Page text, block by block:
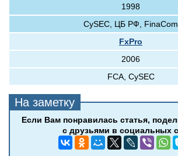
1998
CySEC, ЦБ РФ, FinaCom
FxPro
2006
FCA, CySEC